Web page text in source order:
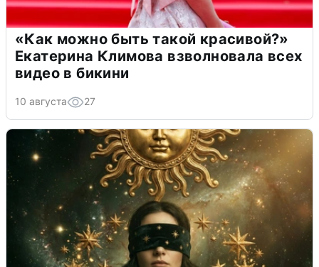
«Как можно быть такой красивой?»
Екатерина Климова взволновала всех
видео в бикини
10 августа 27